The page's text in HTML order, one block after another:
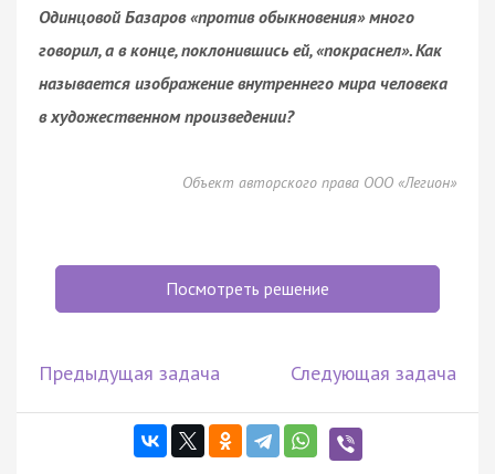
Одинцовой Базаров «против обыкновения» много
говорил, а в конце, поклонившись ей, «покраснел». Как
называется изображение внутреннего мира человека
в художественном произведении?
Объект авторского права ООО «Легион»
Посмотреть решение
Предыдущая задача Следующая задача